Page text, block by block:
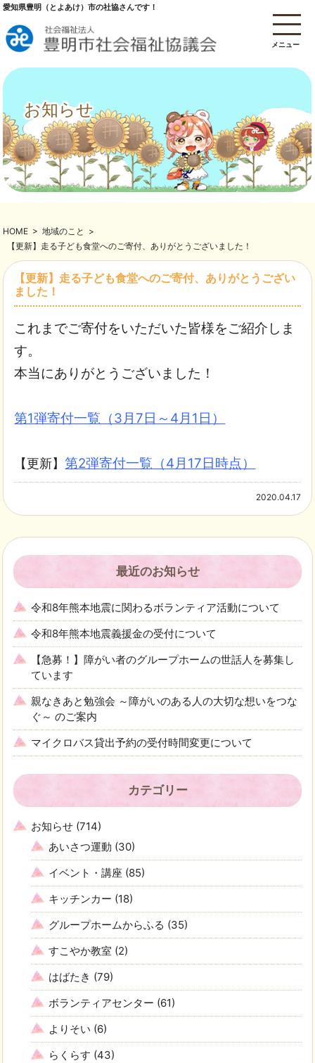
メニュー
愛知県豊明（とよあけ）市の社協さんです！
お知らせ
HOME > 地域のこと
>
【更新】走る子ども食堂へのご寄付、ありがとうございました！
【更新】走る子ども食堂へのご寄付、ありがとうござい
ました！
これまでご寄付をいただいた皆様をご紹介しま
す。
本当にありがとうございました！
第1弾寄付一覧（3月7日～4月1日）
【更新】第2弾寄付一覧（4月17日時点）
2020.04.17
最近のお知らせ
令和8年熊本地震に関わるボランティア活動について
令和8年熊本地震義援金の受付について
【急募！】障がい者のグループホームの世話人を募集し
ています
親なきあと勉強会 ～障がいのある人の大切な想いをつな
ぐ～ のご案内
マイクロバス貸出予約の受付時間変更について
カテゴリー
お知らせ (714)
あいさつ運動 (30)
イベント・講座 (85)
キッチンカー (18)
グループホームからふる (35)
すこやか教室 (2)
はばたき (79)
ボランティアセンター (61)
よりそい (6)
らくらす (43)